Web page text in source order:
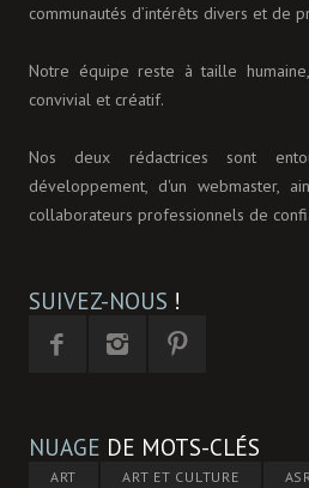
communautés d’intérêts divers et de
Notre équipe reste à taille
convivial et créatif.
Nos deux rédactrices sont
développement, d'un webmaster,
collaborateurs professionnels de
SUIVEZ-NOUS !
NUAGE DE MOTS-CLÉS
ART ART ET CULTURE